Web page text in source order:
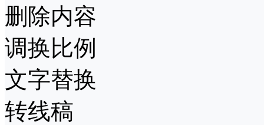
删除内容
调换比例
文字替换
转线稿